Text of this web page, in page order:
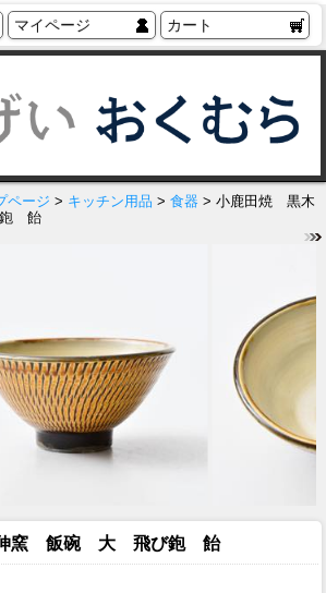
マイページ カート
ページ > キッチン用品 > 食器 > 小鹿田焼 黒木
飴
伸窯 飯碗 大 飛び鉋 飴